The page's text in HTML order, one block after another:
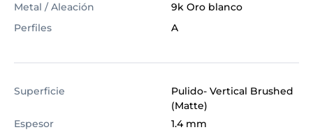
Metal / Aleación
9k Oro blanco
Perfiles
A
Superficie
Pulido- Vertical Brushed
(Matte)
Espesor
1.4 mm